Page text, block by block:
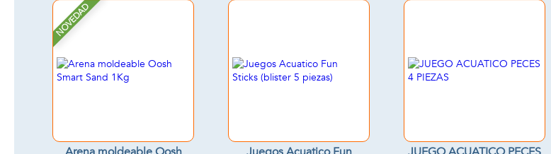
NOVEDAD